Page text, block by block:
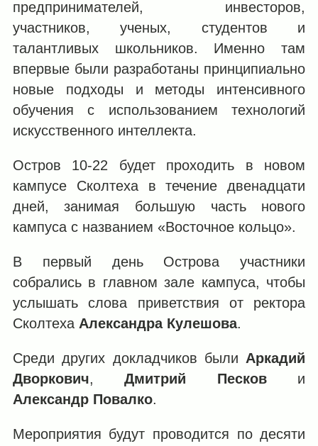
предпринимателей, инвесторов,
участников, ученых, студентов и
талантливых школьников. Именно там
впервые были разработаны принципиально
новые подходы и методы интенсивного
обучения с использованием технологий
искусственного интеллекта.
Остров 10-22 будет проходить в новом
кампусе Сколтеха в течение двенадцати
дней, занимая большую часть нового
кампуса с названием «Восточное кольцо».
В первый день Острова участники
собрались в главном зале кампуса, чтобы
услышать слова приветствия от ректора
СколтехаАлександра Кулешова.
Среди других докладчиков были Аркадий
Дворкович,Дмитрий Пескови
Александр Повалко.
Мероприятия будут проводится по десяти